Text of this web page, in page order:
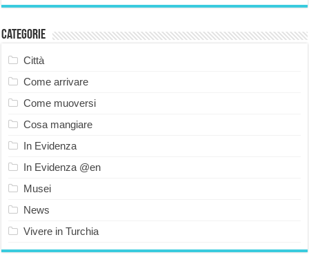
Categorie
Città
Come arrivare
Come muoversi
Cosa mangiare
In Evidenza
In Evidenza @en
Musei
News
Vivere in Turchia